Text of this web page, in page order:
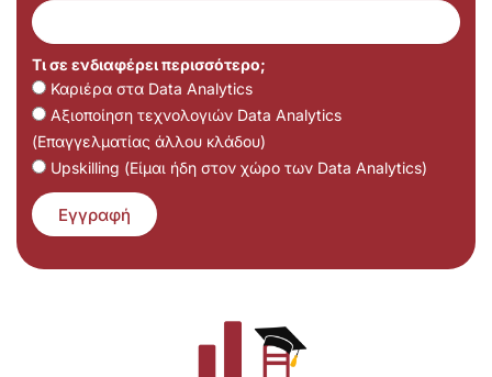
Τι σε ενδιαφέρει περισσότερο;
Καριέρα στα Data Analytics
Αξιοποίηση τεχνολογιών Data Analytics
(Επαγγελματίας άλλου κλάδου)
Upskilling (Είμαι ήδη στον χώρο των Data Analytics)
Εγγραφή